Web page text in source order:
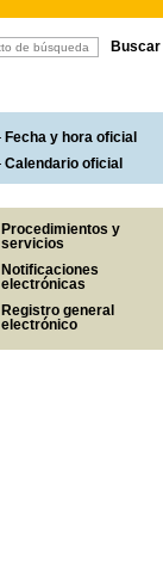
Fecha y hora oficial
Calendario oficial
Procedimientos y
servicios
Notificaciones
electrónicas
Registro general
electrónico